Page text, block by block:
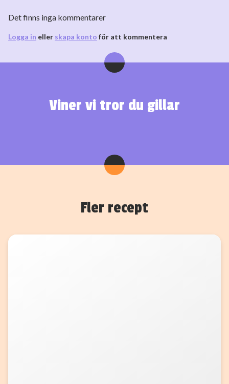
Det finns inga kommentarer
Logga in eller skapa konto för att kommentera
Viner vi tror du gillar
Fler recept